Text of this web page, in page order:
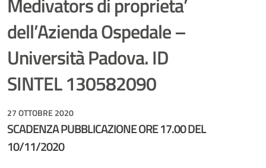
dell’Azienda Ospedale –
Università Padova. ID
SINTEL 130582090
27 OTTOBRE 2020
SCADENZA PUBBLICAZIONE ORE 17.00 DEL
10/11/2020